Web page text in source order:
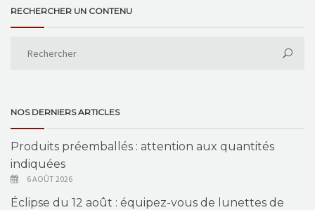
RECHERCHER UN CONTENU
NOS DERNIERS ARTICLES
Produits préemballés : attention aux quantités
indiquées
6 AOÛT 2026
Éclipse du 12 août : équipez-vous de lunettes de